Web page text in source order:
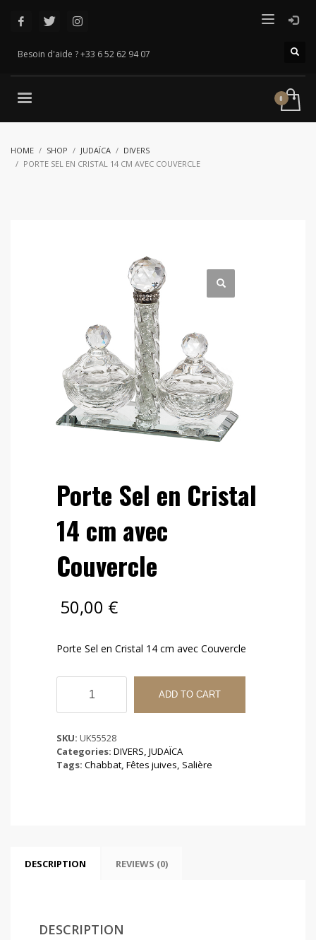
Besoin d'aide ? +33 6 52 62 94 07
HOME SHOP JUDAÏCA
DIVERS
PORTE SEL EN CRISTAL 14 CM AVEC COUVERCLE
Porte Sel en Cristal
14 cm avec
Couvercle
50,00 €
Porte Sel en Cristal 14 cm avec Couvercle
Porte
en
14
cm
avec
ADD TO CART
SKU: UK55528
Categories: DIVERS, JUDAÏCA
Tags: Chabbat, Fêtes juives, Salière
DESCRIPTION REVIEWS (0)
DESCRIPTION